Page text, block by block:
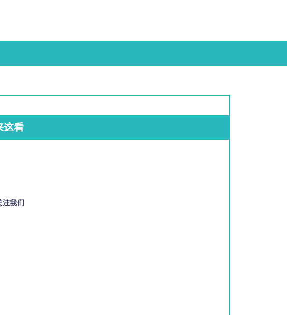
这看
注我们